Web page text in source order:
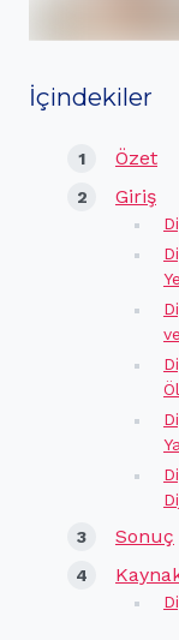
İçindekiler
Özet
Giriş
Sonuç